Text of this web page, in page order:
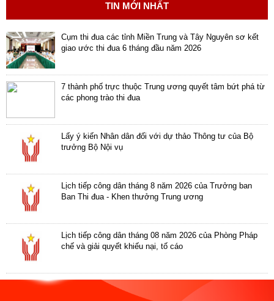
TIN MỚI NHẤT
Cụm thi đua các tỉnh Miền Trung và Tây Nguyên sơ kết
giao ước thi đua 6 tháng đầu năm 2026
7 thành phố trực thuộc Trung ương quyết tâm bứt phá từ
các phong trào thi đua
Lấy ý kiến Nhân dân đối với dự thảo Thông tư của Bộ
trưởng Bộ Nội vụ
Lịch tiếp công dân tháng 8 năm 2026 của Trưởng ban
Ban Thi đua - Khen thưởng Trung ương
Lịch tiếp công dân tháng 08 năm 2026 của Phòng Pháp
chế và giải quyết khiếu nại, tố cáo